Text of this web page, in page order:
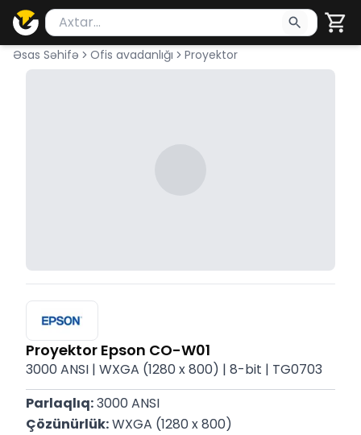
Məhsul axtar
Axtarış üçün ən azı 2 simvol yazın. Göndərmək
Əsas Səhifə Ofis avadanlığı Proyektor
Proyektor Epson CO-W01
3000 ANSI | WXGA (1280 x 800) | 8-bit | TG0703
Parlaqlıq: 3000 ANSI
Çözünürlük: WXGA (1280 x 800)